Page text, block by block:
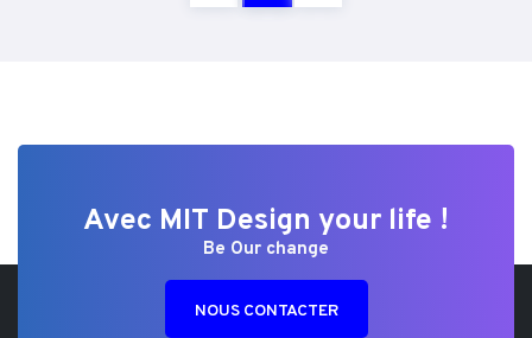
Avec MIT Design your life !
Be Our change
NOUS CONTACTER